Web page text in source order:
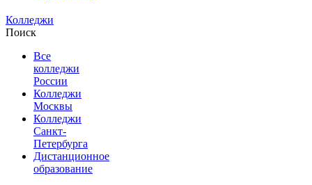
Колледжи
Поиск
Все
колледжи
России
Колледжи
Москвы
Колледжи
Санкт-
Петербурга
Дистанционное
образование